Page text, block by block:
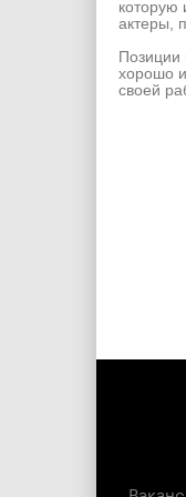
актеры,
Позиции
хорошо
своей